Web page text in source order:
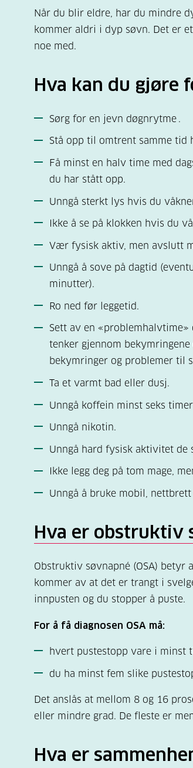
Når du blir eldre, har du mindre
kommer aldri i dyp søvn. Det er
noe med.
Hva kan du gjøre
Sørg for en jevn døgnrytme .
Stå opp til omtrent samme tid
Få minst en halv time med
du har stått opp.
Unngå sterkt lys hvis du
Ikke å se på klokken hvis du
Vær fysisk aktiv, men avslutt
Unngå å sove på dagtid
minutter).
Ro ned før leggetid.
Sett av en
tenker gjennom
bekymringer og problemer til
Ta et varmt bad eller dusj.
Unngå koffein minst seks
Unngå nikotin.
Unngå hard fysisk aktivitet de
Ikke legg deg på tom mage,
Unngå å bruke mobil,
Hva er obstruktiv
Obstruktiv søvnapné (OSA) betyr
kommer av at det er trangt i
innpusten og du stopper å puste.
For å få diagnosen OSA må:
hvert pustestopp vare i minst
du ha minst fem slike
Det anslås at mellom 8 og 16
eller mindre grad. De fleste er
Hva er